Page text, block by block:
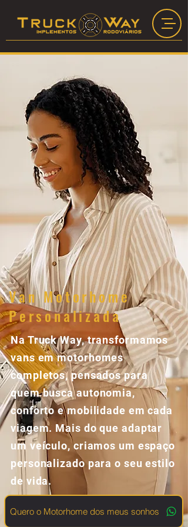
Van Motorhome
Personalizada
Na Truck Way, transformamos
vans em motorhomes
completos, pensados para
quem busca autonomia,
conforto e mobilidade em cada
viagem. Mais do que adaptar
um veículo, criamos um espaço
personalizado para o seu estilo
de vida.
Quero o Motorhome dos meus sonhos